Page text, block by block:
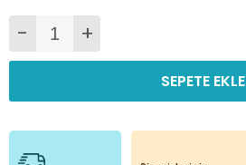
- +
SEPETE EKLE